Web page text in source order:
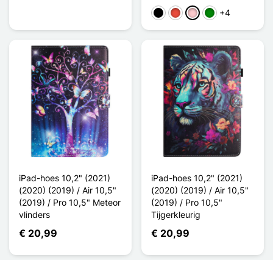
ZwartRoodRozeGroen
+4
iPad-hoes 10,2" (2021)
(2020) (2019) / Air 10,5"
(2019) / Pro 10,5" Meteor
vlinders
€ 20,99
iPad-hoes 10,2" (2021)
(2020) (2019) / Air 10,5"
(2019) / Pro 10,5"
Tijgerkleurig
€ 20,99